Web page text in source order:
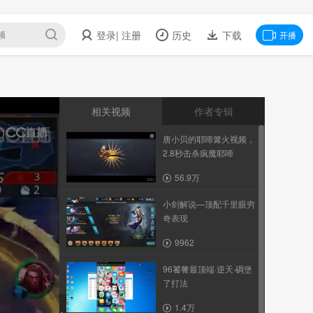
登录| 注册 历史 下载 开播
相关视频 作者专辑
唐小贝的耶啼篝火视频，
2.8秒击杀疯魔耶啼
56.9万
小剑解说—顶配千里眼穷
奇表现
9962
96饕餮最顶端·逆天·碉堡
了打法
1.4万